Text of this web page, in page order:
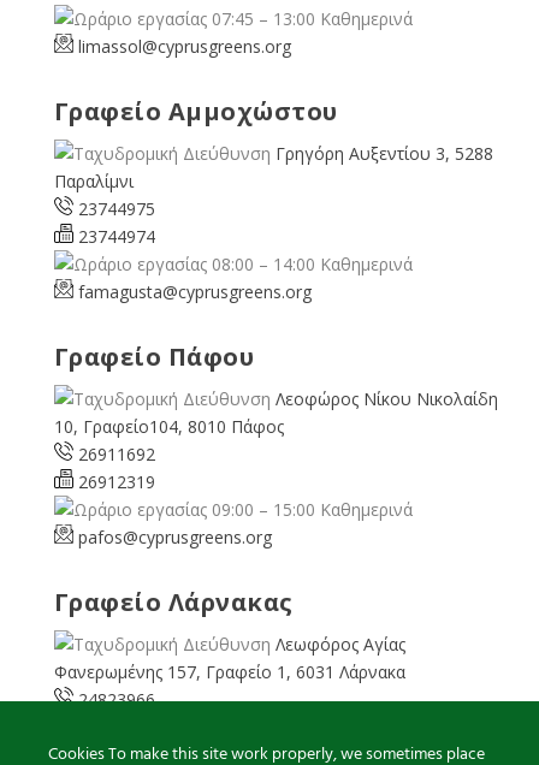
07:45 – 13:00 Καθημερινά
limassol@cyprusgreens.org
Γραφείο Αμμοχώστου
Γρηγόρη Αυξεντίου 3, 5288
Παραλίμνι
23744975
23744974
08:00 – 14:00 Καθημερινά
famagusta@cyprusgreens.org
Γραφείο Πάφου
Λεοφώρος Νίκου Νικολαίδη
10, Γραφείο104, 8010 Πάφος
26911692
26912319
09:00 – 15:00 Καθημερινά
pafos@cyprusgreens.org
Γραφείο Λάρνακας
Λεωφόρος Αγίας
Φανερωμένης 157, Γραφείο 1, 6031 Λάρνακα
24823966
08:00 – 16:00 Καθημερινά
Cookies To make this site work properly, we sometimes place